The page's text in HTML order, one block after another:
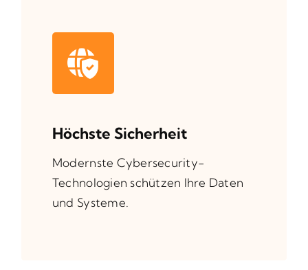
Höchste Sicherheit
Modernste Cybersecurity-
Technologien schützen Ihre Daten
und Systeme.